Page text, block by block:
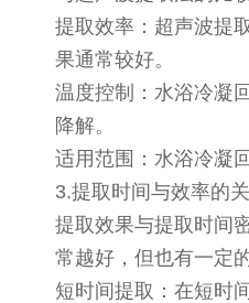
提取效率：超声波提
果通常较好。
温度控制：水浴冷凝
降解。
适用范围：水浴冷凝
3.提取时间与效率的
提取效果与提取时间
常越好，但也有一定
短时间提取：在短时